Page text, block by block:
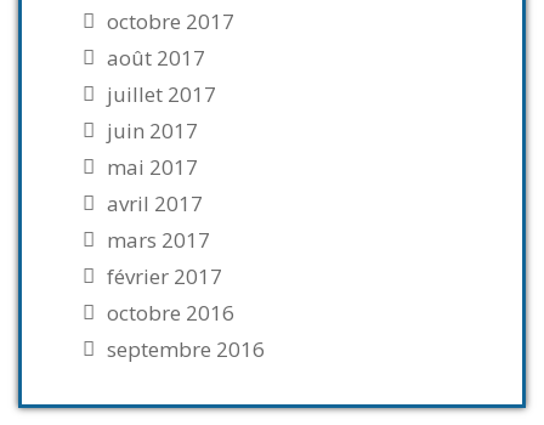
octobre 2017
août 2017
juillet 2017
juin 2017
mai 2017
avril 2017
mars 2017
février 2017
octobre 2016
septembre 2016